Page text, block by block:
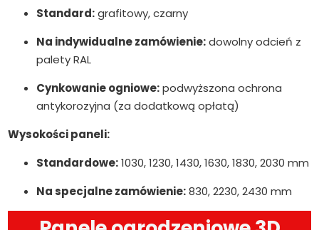
Standard:grafitowy, czarny
Na indywidualne zamówienie:dowolny odcień z
palety RAL
Cynkowanie ogniowe:podwyższona ochrona
antykorozyjna (za dodatkową opłatą)
Wysokości paneli:
Standardowe:1030, 1230, 1430, 1630, 1830, 2030 mm
Na specjalne zamówienie:830, 2230, 2430 mm